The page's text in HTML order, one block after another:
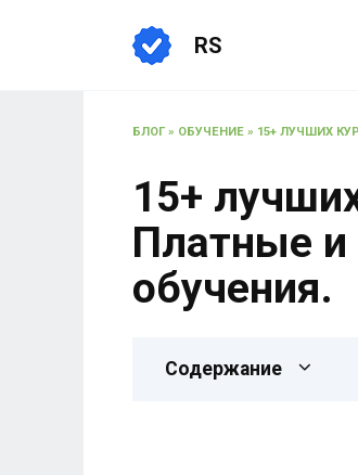
RS
БЛОГ» ОБУЧЕНИЕ » 15+ ЛУЧШИХ
15+
Платные и
обучения.
Содержание